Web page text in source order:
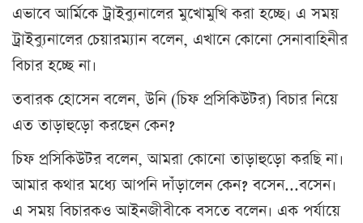
এভাবে আর্মিকে ট্রাইব্যুনালের মুখোমুখি করা হচ্ছে। এ সময়
ট্রাইব্যুনালের চেয়ারম্যান বলেন, এখানে কোনো সেনাবাহিনীর
বিচার হচ্ছে না।
তবারক হোসেন বলেন, উনি (চিফ প্রসিকিউটর) বিচার নিয়ে
এত তাড়াহুড়ো করছেন কেন?
চিফ প্রসিকিউটর বলেন, আমরা কোনো তাড়াহুড়ো করছি না।
আমার কথার মধ্যে আপনি দাঁড়ালেন কেন? বসেন...বসেন।
এ সময় বিচারকও আইনজীবীকে বসতে বলেন। এক পর্যায়ে